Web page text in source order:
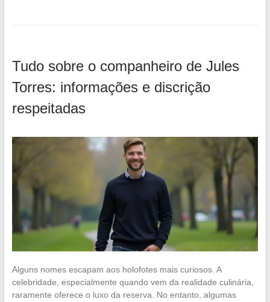
Tudo sobre o companheiro de Jules
Torres: informações e discrição
respeitadas
Alguns nomes escapam aos holofotes mais curiosos. A
celebridade, especialmente quando vem da realidade culinária,
raramente oferece o luxo da reserva. No entanto, algumas